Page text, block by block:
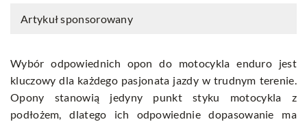
Artykuł sponsorowany
Wybór odpowiednich opon do motocykla enduro jest
kluczowy dla każdego pasjonata jazdy w trudnym terenie.
Opony stanowią jedyny punkt styku motocykla z
podłożem, dlatego ich odpowiednie dopasowanie ma